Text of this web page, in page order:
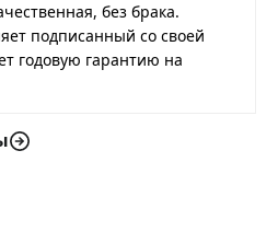
без брака.
подписанный со своей
годовую гарантию на